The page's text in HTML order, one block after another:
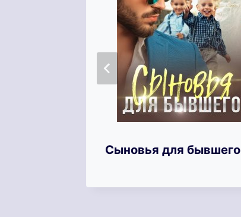
Сыновья для бывшего